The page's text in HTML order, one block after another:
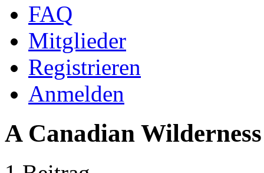
FAQ
Mitglieder
Registrieren
Anmelden
A Canadian